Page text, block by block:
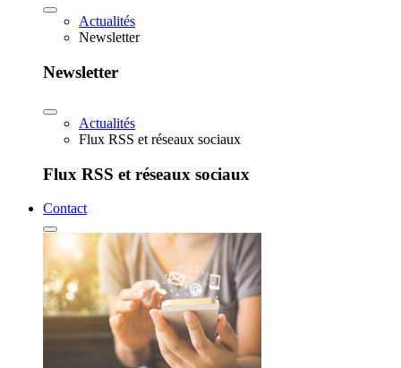
Actualités
Newsletter
Newsletter
Actualités
Flux RSS et réseaux sociaux
Flux RSS et réseaux sociaux
Contact